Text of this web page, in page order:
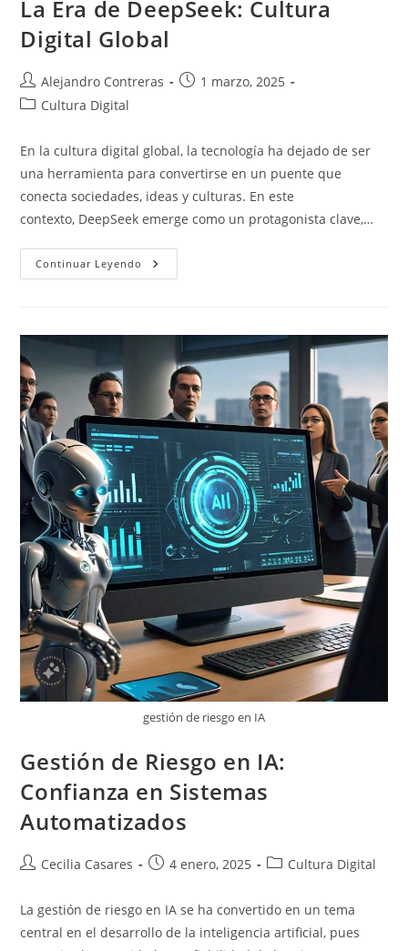
La Era de DeepSeek: Cultura
Digital Global
Autor
de
Alejandro Contreras
Entrada
1 marzo, 2025
Categoría
entrada:
Cultura Digital
En la cultura digital global, la tecnología ha dejado de ser
una herramienta para convertirse en un puente que
conecta sociedades, ideas y culturas. En este
contexto, DeepSeek emerge como un protagonista clave,…
Continuar Leyendo La
Era
Global
gestión de riesgo en IA
Gestión de Riesgo en IA:
Confianza en Sistemas
Automatizados
Autor
la
entrada:
Cecilia Casares
Entrada
4 enero, 2025
Categoría
la
Cultura Digital
La gestión de riesgo en IA se ha convertido en un tema
central en el desarrollo de la inteligencia artificial, pues